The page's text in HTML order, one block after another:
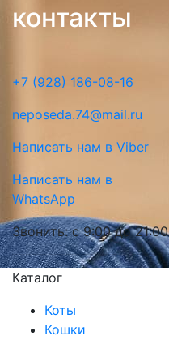
контакты
+7 (928) 186-08-16
neposeda.74@mail.ru
Написать нам в Viber
Написать нам в
WhatsApp
Звонить: с 9:00 до 21:00
Каталог
Коты
Кошки